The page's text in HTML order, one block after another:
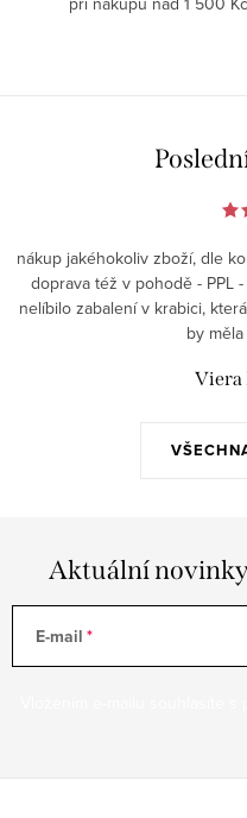
nákup jakéhokoliv zboží, dle
doprava též v pohodě - PPL
nelíbilo zabalení v krabici,
by
Viera
Aktuální novinky
E-mail